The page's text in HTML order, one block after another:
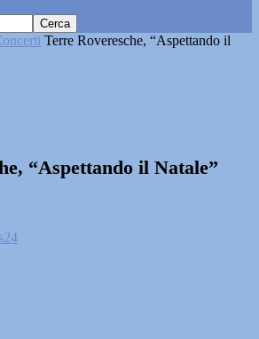
Terre Roveresche, “Aspettando il
“Aspettando il Natale”